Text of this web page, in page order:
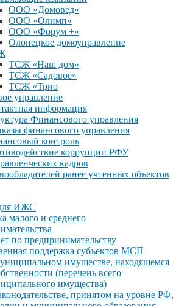
ООО «Домовед»
ООО «Олимп»
ООО «Форум +»
Олонецкое домоуправление
ТСЖ «Наш дом»
ТСЖ «Садовое»
ТСЖ «Трио
управление
информация
Финансового управления
финансового управления
контроль
коррупции РФУ
кадров
ранее учтенных объектов
ИЖС
малого и среднего
по предпринимательству
поддержка субъектов МСП
имуществе, находящемся
(перечень всего
имущества)
принятом на уровне РФ,